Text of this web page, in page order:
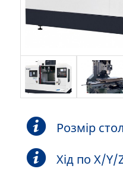
Розмір
Хід по X/